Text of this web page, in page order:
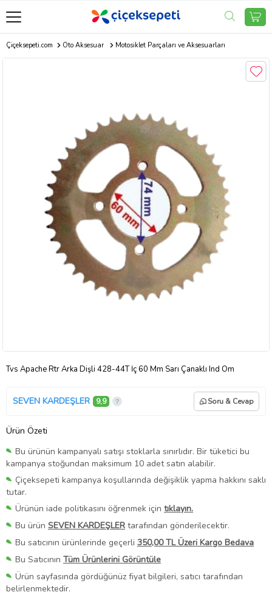
Çiçeksepeti.com Oto Aksesuar Motosiklet Parçaları ve Aksesuarları
Tvs Apache Rtr Arka Dişli 428-44T İç 60 Mm Sarı Çanaklı Ind Öm
SEVEN KARDEŞLER 9,9 Soru & Cevap
Ürün Özeti
Bu ürünün kampanyalı satışı stoklarla sınırlıdır. Bir tüketici bu
kampanya stoğundan maksimum 10 adet satın alabilir.
Çiçeksepeti kampanya koşullarında değişiklik yapma hakkını saklı
tutar.
Ürünün iade politikasını öğrenmek için tıklayın.
Bu ürün SEVEN KARDEŞLER tarafından gönderilecektir.
Bu satıcının ürünlerinde geçerli 350,00 TL Üzeri Kargo Bedava
Bu Satıcının Tüm Ürünlerini Görüntüle
Ürün sayfasında gördüğünüz fiyat bilgileri, satıcı tarafından
belirlenmektedir.